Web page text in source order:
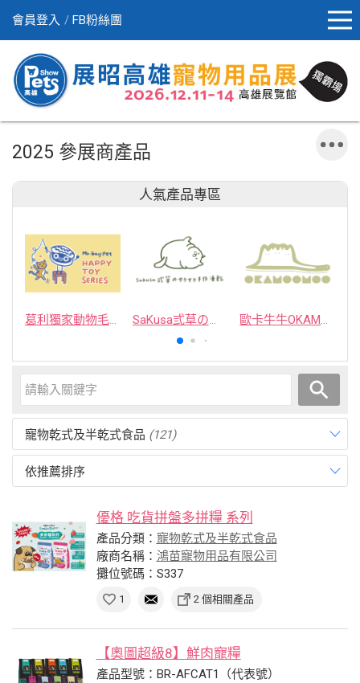
會員登入 FB粉絲團
2025 參展商產品
人氣產品專區
葛利獨家動物毛逗貓棒 SaKusa弎草のサクサク手作凍乾 歐卡牛牛OKAMOOMOO 貓草包
寵物乾式及半乾式食品 (121)
依推薦排序
優格 吃貨拼盤多拼糧 系列
產品分類： 寵物乾式及半乾式食品
廠商名稱： 鴻苗寵物用品有限公司
攤位號碼：S337
1 2 個相關產品
【奧圖超級8】鮮肉寵糧
產品型號：BR-AFCAT1（代表號）